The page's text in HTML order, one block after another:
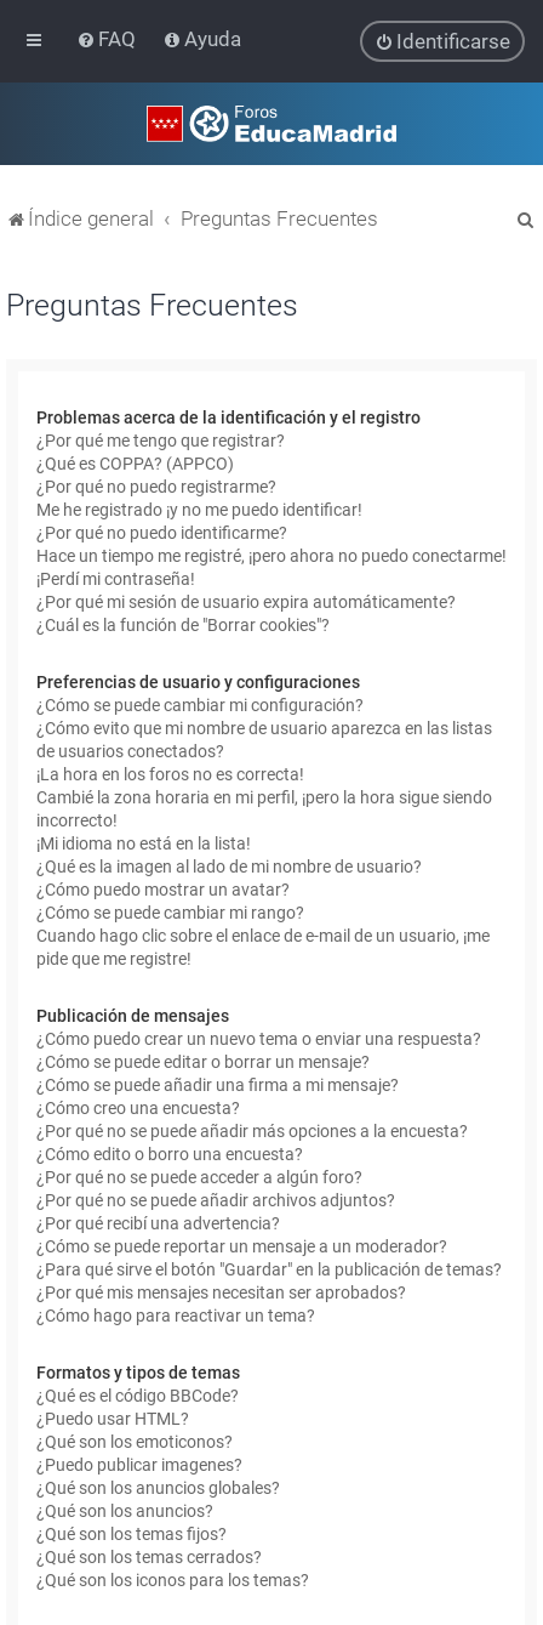
FAQ Ayuda Identificarse
Índice general Preguntas Frecuentes
Preguntas Frecuentes
Problemas acerca de la identificación y el registro
¿Por qué me tengo que registrar?
¿Qué es COPPA? (APPCO)
¿Por qué no puedo registrarme?
Me he registrado ¡y no me puedo identificar!
¿Por qué no puedo identificarme?
Hace un tiempo me registré, ¡pero ahora no puedo conectarme!
¡Perdí mi contraseña!
¿Por qué mi sesión de usuario expira automáticamente?
¿Cuál es la función de "Borrar cookies"?
Preferencias de usuario y configuraciones
¿Cómo se puede cambiar mi configuración?
¿Cómo evito que mi nombre de usuario aparezca en las listas
de usuarios conectados?
¡La hora en los foros no es correcta!
Cambié la zona horaria en mi perfil, ¡pero la hora sigue siendo
incorrecto!
¡Mi idioma no está en la lista!
¿Qué es la imagen al lado de mi nombre de usuario?
¿Cómo puedo mostrar un avatar?
¿Cómo se puede cambiar mi rango?
Cuando hago clic sobre el enlace de e-mail de un usuario, ¡me
pide que me registre!
Publicación de mensajes
¿Cómo puedo crear un nuevo tema o enviar una respuesta?
¿Cómo se puede editar o borrar un mensaje?
¿Cómo se puede añadir una firma a mi mensaje?
¿Cómo creo una encuesta?
¿Por qué no se puede añadir más opciones a la encuesta?
¿Cómo edito o borro una encuesta?
¿Por qué no se puede acceder a algún foro?
¿Por qué no se puede añadir archivos adjuntos?
¿Por qué recibí una advertencia?
¿Cómo se puede reportar un mensaje a un moderador?
¿Para qué sirve el botón "Guardar" en la publicación de temas?
¿Por qué mis mensajes necesitan ser aprobados?
¿Cómo hago para reactivar un tema?
Formatos y tipos de temas
¿Qué es el código BBCode?
¿Puedo usar HTML?
¿Qué son los emoticonos?
¿Puedo publicar imagenes?
¿Qué son los anuncios globales?
¿Qué son los anuncios?
¿Qué son los temas fijos?
¿Qué son los temas cerrados?
¿Qué son los iconos para los temas?